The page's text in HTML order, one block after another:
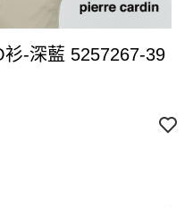
-深藍 5257267-39